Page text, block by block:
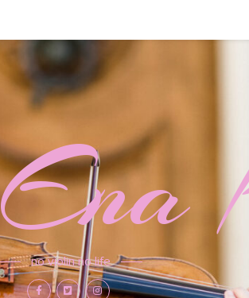
no violin no life